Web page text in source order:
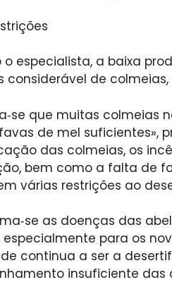
o especialista, a baixa
considerável de
que muitas
de mel suficientes»,
das colmeias, os
bem como a falta de
várias restrições ao
as doenças das
especialmente para os
continua a ser a
insuficiente das